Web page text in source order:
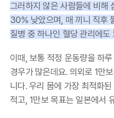
그러하지 않은 사람들에 비해
30% 낮았으며, 매 끼니 직후
질병 중 하나인 혈당 관리에도
이때, 보통 적정 운동량을 하루
경우가 많은데요. 의외로 1만
니다. 우리 몸에 가장 최적화
적고, 1만보 목표는 일본에서